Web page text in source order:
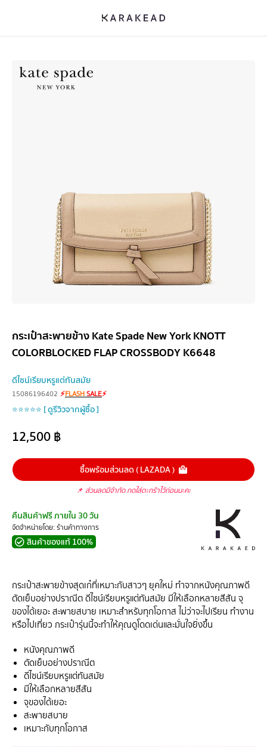
กระเป๋าสะพายข้าง Kate Spade New York KNOTT
COLORBLOCKED FLAP CROSSBODY K6648
ดีไซน์เรียบหรูแต่ทันสมัย
15086196402 ⚡FLASHSALE⚡
⭐⭐⭐⭐⭐ [ ดูรีวิวจากผู้ซื้อ ]
12,500฿
ซื้อพร้อมส่วนลด ( LAZADA )
📌 ส่วนลดมีจำกัด กดใส่ตะกร้าไว้ก่อนนะคะ
คืนสินค้าฟรี ภายใน 30 วัน
จัดจำหน่ายโดย: ร้านค้าทางการ
สินค้าของแท้ 100%
กระเป๋าสะพายข้างสุดเก๋ที่เหมาะกับสาวๆ ยุคใหม่ ทำจากหนังคุณภาพดี
ตัดเย็บอย่างปราณีต ดีไซน์เรียบหรูแต่ทันสมัย มีให้เลือกหลายสีสัน จุ
ของได้เยอะ สะพายสบาย เหมาะสำหรับทุกโอกาส ไม่ว่าจะไปเรียน ทำงาน
หรือไปเที่ยว กระเป๋ารุ่นนี้จะทำให้คุณดูโดดเด่นและมั่นใจยิ่งขึ้น
หนังคุณภาพดี
ตัดเย็บอย่างปราณีต
ดีไซน์เรียบหรูแต่ทันสมัย
มีให้เลือกหลายสีสัน
จุของได้เยอะ
สะพายสบาย
เหมาะกับทุกโอกาส